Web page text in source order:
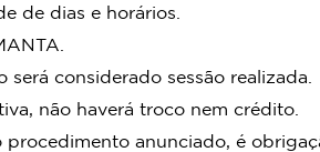
de dias e horários.
considerado sessão realizada.
não haverá troco nem crédito.
procedimento anunciado, é